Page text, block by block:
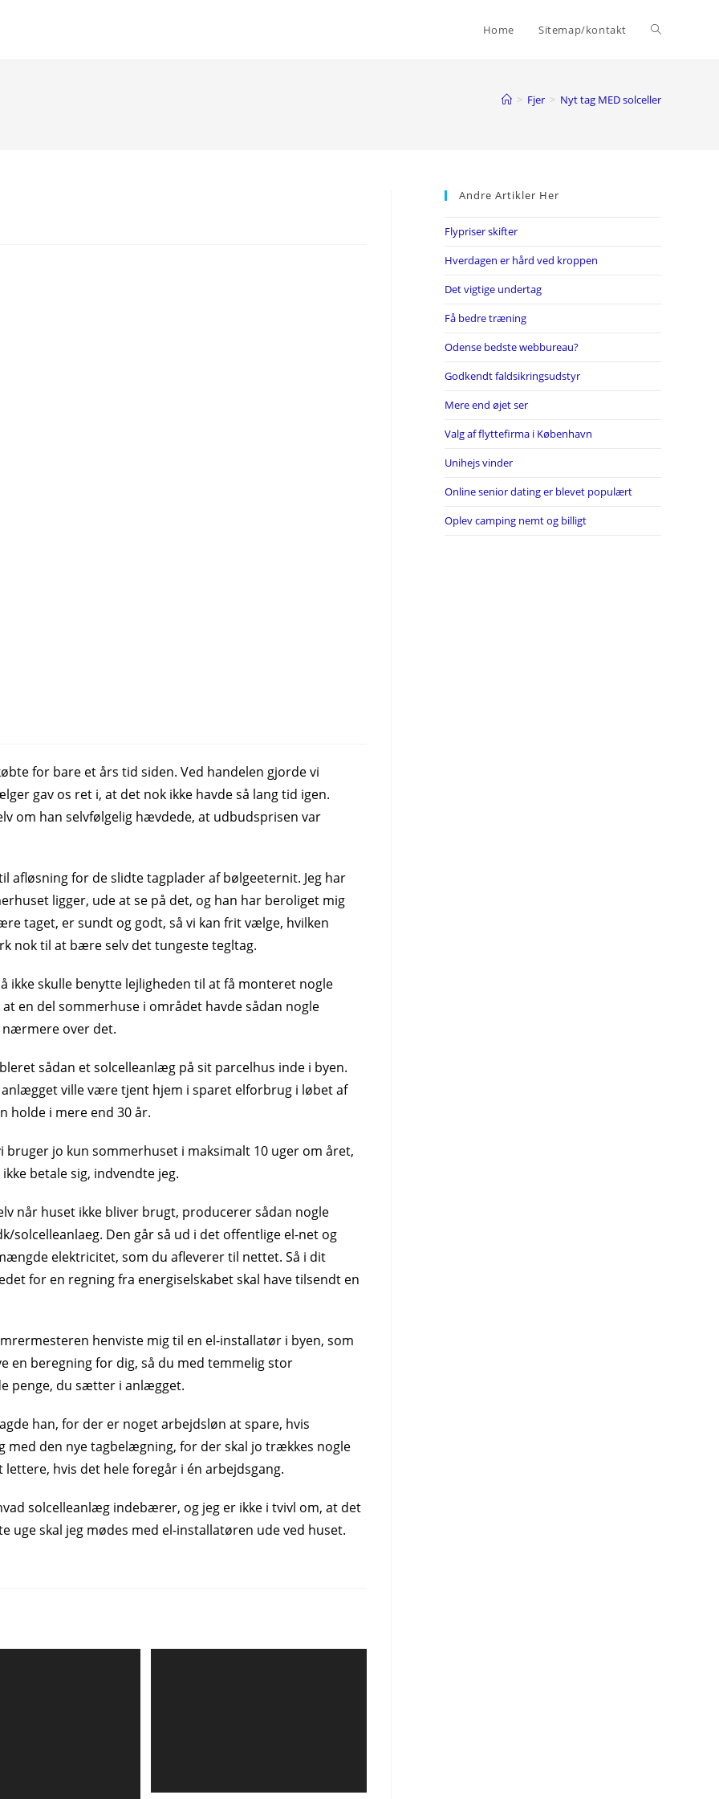
Home Sitemap/kontakt Toggle
> Fjer > Nyt tag MED solceller
for bare et års tid siden. Ved handelen gjorde vi
gav os ret i, at det nok ikke havde så lang tid igen.
om han selvfølgelig hævdede, at udbudsprisen var
afløsning for de slidte tagplader af bølgeeternit. Jeg har
ligger, ude at se på det, og han har beroliget mig
taget, er sundt og godt, så vi kan frit vælge, hvilken
nok til at bære selv det tungeste tegltag.
ikke skulle benytte lejligheden til at få monteret nogle
en del sommerhuse i området havde sådan nogle
nærmere over det.
sådan et solcelleanlæg på sit parcelhus inde i byen.
ville være tjent hjem i sparet elforbrug i løbet af
holde i mere end 30 år.
bruger jo kun sommerhuset i maksimalt 10 uger om året,
betale sig, indvendte jeg.
når huset ikke bliver brugt, producerer sådan nogle
Den går så ud i det offentlige el-net og
elektricitet, som du afleverer til nettet. Så i dit
for en regning fra energiselskabet skal have tilsendt en
henviste mig til en el-installatør i byen, som
en beregning for dig, så du med temmelig stor
penge, du sætter i anlægget.
han, for der er noget arbejdsløn at spare, hvis
den nye tagbelægning, for der skal jo trækkes nogle
hvis det hele foregår i én arbejdsgang.
solcelleanlæg indebærer, og jeg er ikke i tvivl om, at det
uge skal jeg mødes med el-installatøren ude ved huset.
Andre Artikler Her
Flypriser skifter
Hverdagen er hård ved kroppen
Det vigtige undertag
Få bedre træning
Odense bedste webbureau?
Godkendt faldsikringsudstyr
Mere end øjet ser
Valg af flyttefirma i København
Unihejs vinder
Online senior dating er blevet populært
Oplev camping nemt og billigt